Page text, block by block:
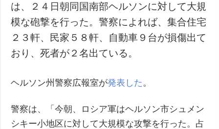
は、２４日朝同国南部ヘルソンに対して大規
模な砲撃を行った。警察によれば、集合住宅
２３軒、民家５８軒、自動車９台が損傷出て
おり、死者が２名出ている。
ヘルソン州警察広報室が発表した 。
警察は、「今朝、ロシア軍はヘルソン市シュメン
シキー小地区に対して大規模な攻撃を行った。占